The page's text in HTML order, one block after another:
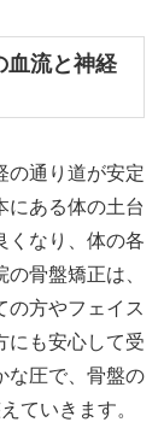
流と神経
の通り道が安定
にある体の土台
くなり、体の各
骨盤矯正は、
の方やフェイス
にも安心して受
な圧で、骨盤の
ていきます。